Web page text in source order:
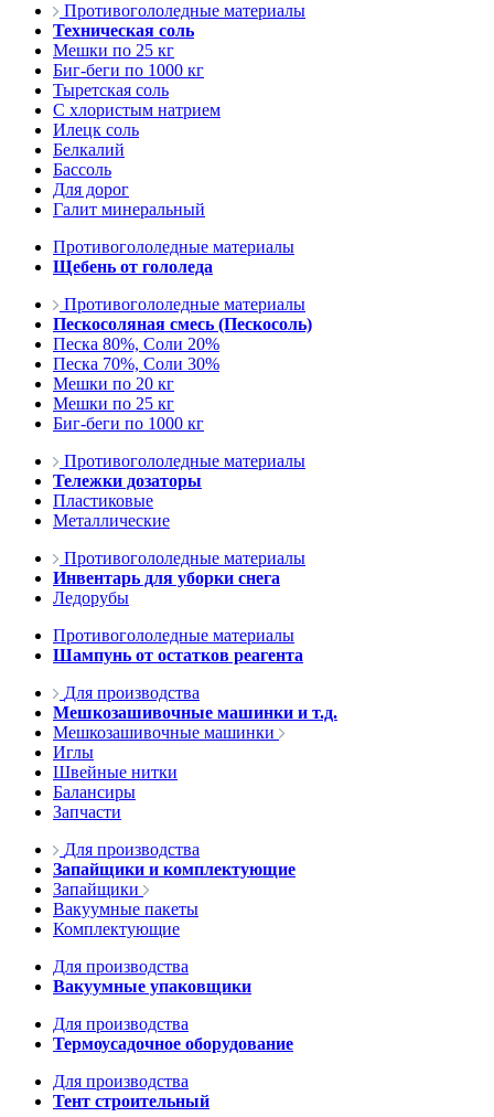
Противогололедные материалы
Техническая соль
Мешки по 25 кг
Биг-беги по 1000 кг
Тыретская соль
С хлористым натрием
Илецк соль
Белкалий
Бассоль
Для дорог
Галит минеральный
Противогололедные материалы
Щебень от гололеда
Противогололедные материалы
Пескосоляная смесь (Пескосоль)
Песка 80%, Соли 20%
Песка 70%, Соли 30%
Мешки по 20 кг
Мешки по 25 кг
Биг-беги по 1000 кг
Противогололедные материалы
Тележки дозаторы
Пластиковые
Металлические
Противогололедные материалы
Инвентарь для уборки снега
Ледорубы
Противогололедные материалы
Шампунь от остатков реагента
Для производства
Мешкозашивочные машинки и т.д.
Мешкозашивочные машинки
Иглы
Швейные нитки
Балансиры
Запчасти
Для производства
Запайщики и комплектующие
Запайщики
Вакуумные пакеты
Комплектующие
Для производства
Вакуумные упаковщики
Для производства
Термоусадочное оборудование
Для производства
Тент строительный